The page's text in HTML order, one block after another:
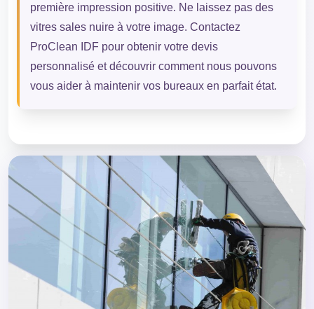
première impression positive. Ne laissez pas des
vitres sales nuire à votre image. Contactez
ProClean IDF pour obtenir votre devis
personnalisé et découvrir comment nous pouvons
vous aider à maintenir vos bureaux en parfait état.